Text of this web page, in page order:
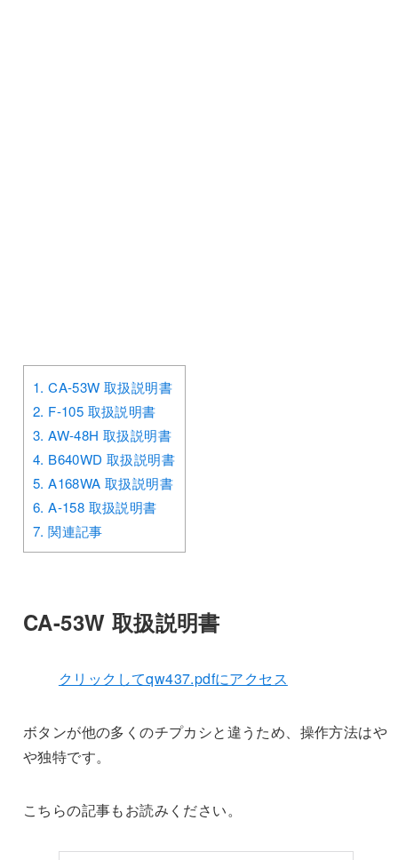
1. CA-53W 取扱説明書
2. F-105 取扱説明書
3. AW-48H 取扱説明書
4. B640WD 取扱説明書
5. A168WA 取扱説明書
6. A-158 取扱説明書
7. 関連記事
CA-53W 取扱説明書
クリックしてqw437.pdfにアクセス
ボタンが他の多くのチプカシと違うため、操作方法はや
や独特です。
こちらの記事もお読みください。